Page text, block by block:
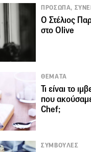
ΠΡΟΣΩΠΑ,
Ο Στέλιος
στο Olive
ΘΕΜΑΤΑ
Τι είναι το
που
Chef;
ΣΥΜΒΟΥΛΕΣ